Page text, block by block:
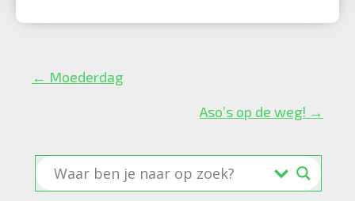
Posts
← Moederdag
Aso’s op de weg! →